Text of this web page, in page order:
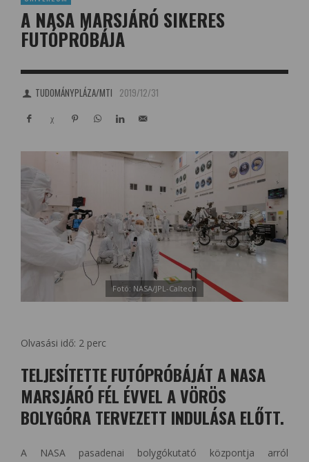
A NASA MARSJÁRÓ SIKERES
FUTÓPRÓBÁJA
TUDOMÁNYPLÁZA/MTI 2019/12/31
Fotó: NASA/JPL-Caltech
Olvasási idő: 2 perc
TELJESÍTETTE FUTÓPRÓBÁJÁT A NASA
MARSJÁRÓ FÉL ÉVVEL A VÖRÖS
BOLYGÓRA TERVEZETT INDULÁSA ELŐTT.
A NASA pasadenai bolygókutató központja arról